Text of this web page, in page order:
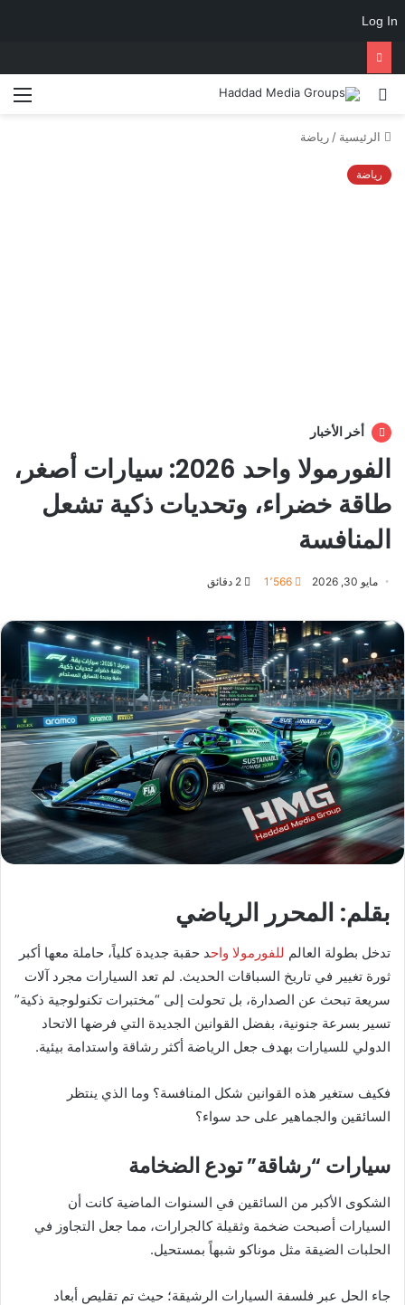
Log In
الرئيسية / رياضة
رياضة
أخر الأخبار
الفورمولا واحد 2026: سيارات أصغر،
طاقة خضراء، وتحديات ذكية تشعل
المنافسة
مايو 30, 2026 1٬566
بقلم: المحرر الرياضي
تدخل بطولة العالم للفورمولا واحد حقبة جديدة كلياً، حاملة معها أكبر
ثورة تغيير في تاريخ السباقات الحديث. لم تعد السيارات مجرد آلات
سريعة تبحث عن الصدارة، بل تحولت إلى “مختبرات تكنولوجية ذكية”
تسير بسرعة جنونية، بفضل القوانين الجديدة التي فرضها الاتحاد
الدولي للسيارات بهدف جعل الرياضة أكثر رشاقة واستدامة بيئية.
فكيف ستغير هذه القوانين شكل المنافسة؟ وما الذي ينتظر
السائقين والجماهير على حد سواء؟
سيارات “رشاقة” تودع الضخامة
الشكوى الأكبر من السائقين في السنوات الماضية كانت أن
السيارات أصبحت ضخمة وثقيلة كالجرارات، مما جعل التجاوز في
الحلبات الضيقة مثل موناكو شبهاً بمستحيل.
جاء الحل عبر فلسفة السيارات الرشيقة؛ حيث تم تقليص أبعاد